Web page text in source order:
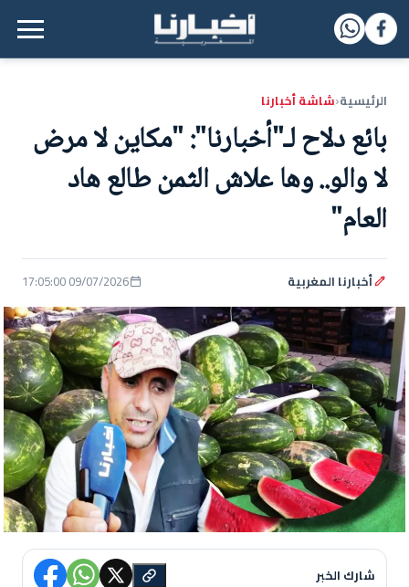
القائمة الرئيسية
الرئيسية‹شاشة أخبارنا
بائع دلاح لـ"أخبارنا": "مكاين لا مرض
لا والو.. وها علاش الثمن طالع هاد
العام"
أخبارنا المغربية 09/07/2026 17:05:00
شارك الخبر